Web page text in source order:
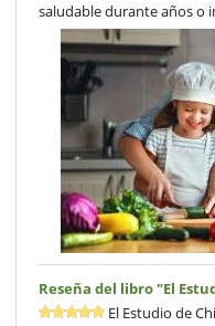
saludable durante años o
Reseña del libro "El
El Estudio de